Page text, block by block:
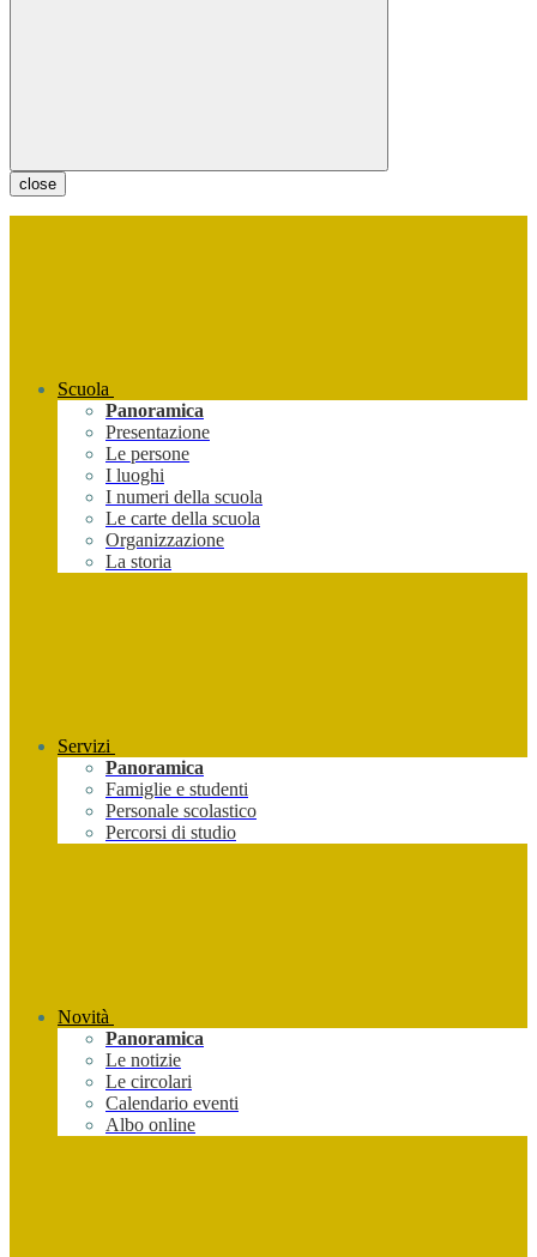
close
Scuola
Panoramica
Presentazione
Le persone
I luoghi
I numeri della scuola
Le carte della scuola
Organizzazione
La storia
Servizi
Panoramica
Famiglie e studenti
Personale scolastico
Percorsi di studio
Novità
Panoramica
Le notizie
Le circolari
Calendario eventi
Albo online